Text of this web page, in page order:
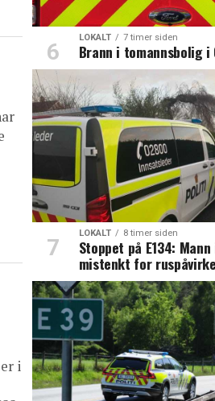
i
LOKALT 7 timer siden
Brann i tomannsbolig i
LOKALT 8 timer siden
Stoppet på E134:
mistenkt for